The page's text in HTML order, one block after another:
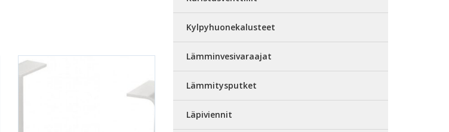
Kylpyhuonekalusteet
Lämminvesivaraajat
Lämmitysputket
Läpiviennit